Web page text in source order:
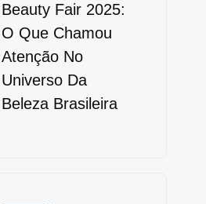
Beauty Fair 2025:
O Que Chamou
Atenção No
Universo Da
Beleza Brasileira